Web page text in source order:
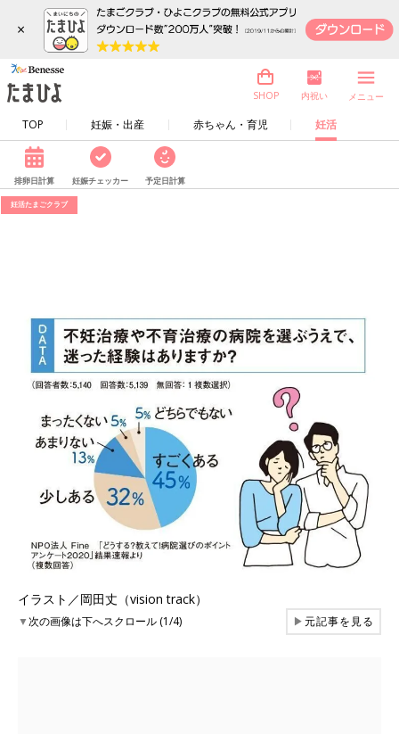
×
TOP 妊娠・出産 赤ちゃん・育児 妊活
SHOP 内祝い メニュー
排卵日計算 妊娠チェッカー 予定日計算
妊活たまごクラブ
イラスト／岡田丈（vision track）
▼次の画像は下へスクロール (1/4) ▶元記事を見る